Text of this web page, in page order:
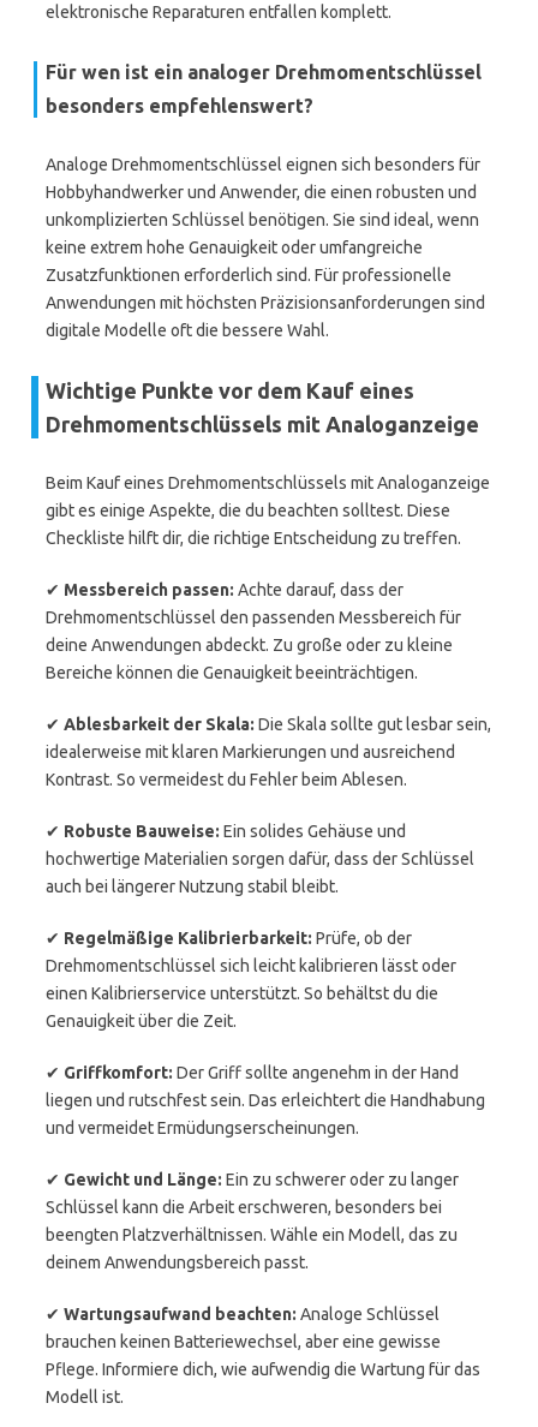
elektronische Reparaturen entfallen komplett.
Für wen ist ein analoger Drehmomentschlüssel
besonders empfehlenswert?
Analoge Drehmomentschlüssel eignen sich besonders für
Hobbyhandwerker und Anwender, die einen robusten und
unkomplizierten Schlüssel benötigen. Sie sind ideal, wenn
keine extrem hohe Genauigkeit oder umfangreiche
Zusatzfunktionen erforderlich sind. Für professionelle
Anwendungen mit höchsten Präzisionsanforderungen sind
digitale Modelle oft die bessere Wahl.
Wichtige Punkte vor dem Kauf eines
Drehmomentschlüssels mit Analoganzeige
Beim Kauf eines Drehmomentschlüssels mit Analoganzeige
gibt es einige Aspekte, die du beachten solltest. Diese
Checkliste hilft dir, die richtige Entscheidung zu treffen.
✔ Messbereich passen: Achte darauf, dass der
Drehmomentschlüssel den passenden Messbereich für
deine Anwendungen abdeckt. Zu große oder zu kleine
Bereiche können die Genauigkeit beeinträchtigen.
✔ Ablesbarkeit der Skala: Die Skala sollte gut lesbar sein,
idealerweise mit klaren Markierungen und ausreichend
Kontrast. So vermeidest du Fehler beim Ablesen.
✔ Robuste Bauweise: Ein solides Gehäuse und
hochwertige Materialien sorgen dafür, dass der Schlüssel
auch bei längerer Nutzung stabil bleibt.
✔ Regelmäßige Kalibrierbarkeit: Prüfe, ob der
Drehmomentschlüssel sich leicht kalibrieren lässt oder
einen Kalibrierservice unterstützt. So behältst du die
Genauigkeit über die Zeit.
✔ Griffkomfort: Der Griff sollte angenehm in der Hand
liegen und rutschfest sein. Das erleichtert die Handhabung
und vermeidet Ermüdungserscheinungen.
✔ Gewicht und Länge: Ein zu schwerer oder zu langer
Schlüssel kann die Arbeit erschweren, besonders bei
beengten Platzverhältnissen. Wähle ein Modell, das zu
deinem Anwendungsbereich passt.
✔ Wartungsaufwand beachten: Analoge Schlüssel
brauchen keinen Batteriewechsel, aber eine gewisse
Pflege. Informiere dich, wie aufwendig die Wartung für das
Modell ist.